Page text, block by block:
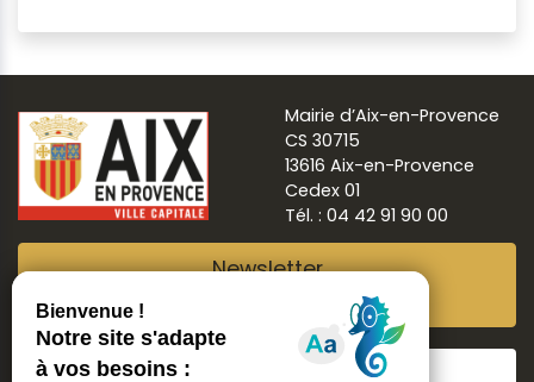
Mairie d’Aix-en-Provence
CS 30715
13616 Aix-en-Provence
Cedex 01
Tél. : 04 42 91 90 00
Newsletter